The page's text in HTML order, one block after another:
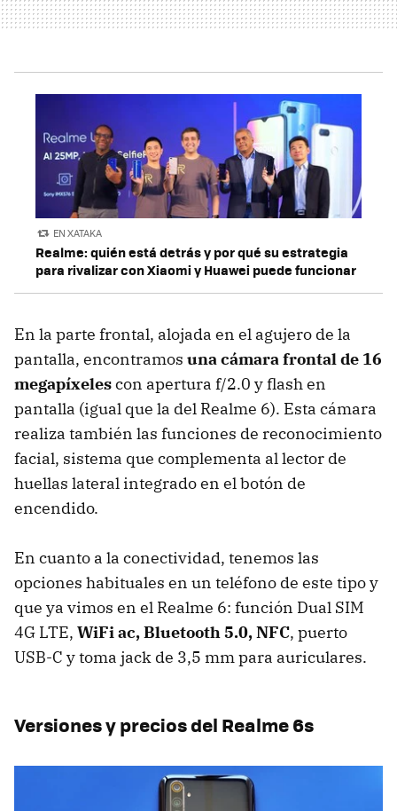
EN XATAKA
Realme: quién está detrás y por qué su estrategia
para rivalizar con Xiaomi y Huawei puede funcionar
En la parte frontal, alojada en el agujero de la
pantalla, encontramos una cámara frontal de 16
megapíxelescon apertura f/2.0 y flash en
pantalla (igual que la del Realme 6). Esta cámara
realiza también las funciones de reconocimiento
facial, sistema que complementa al lector de
huellas lateral integrado en el botón de
encendido.
En cuanto a la conectividad, tenemos las
opciones habituales en un teléfono de este tipo y
que ya vimos en el Realme 6: función Dual SIM
4G LTE, WiFi ac, Bluetooth 5.0, NFC, puerto
USB-C y toma jack de 3,5 mm para auriculares.
Versiones y precios del Realme 6s